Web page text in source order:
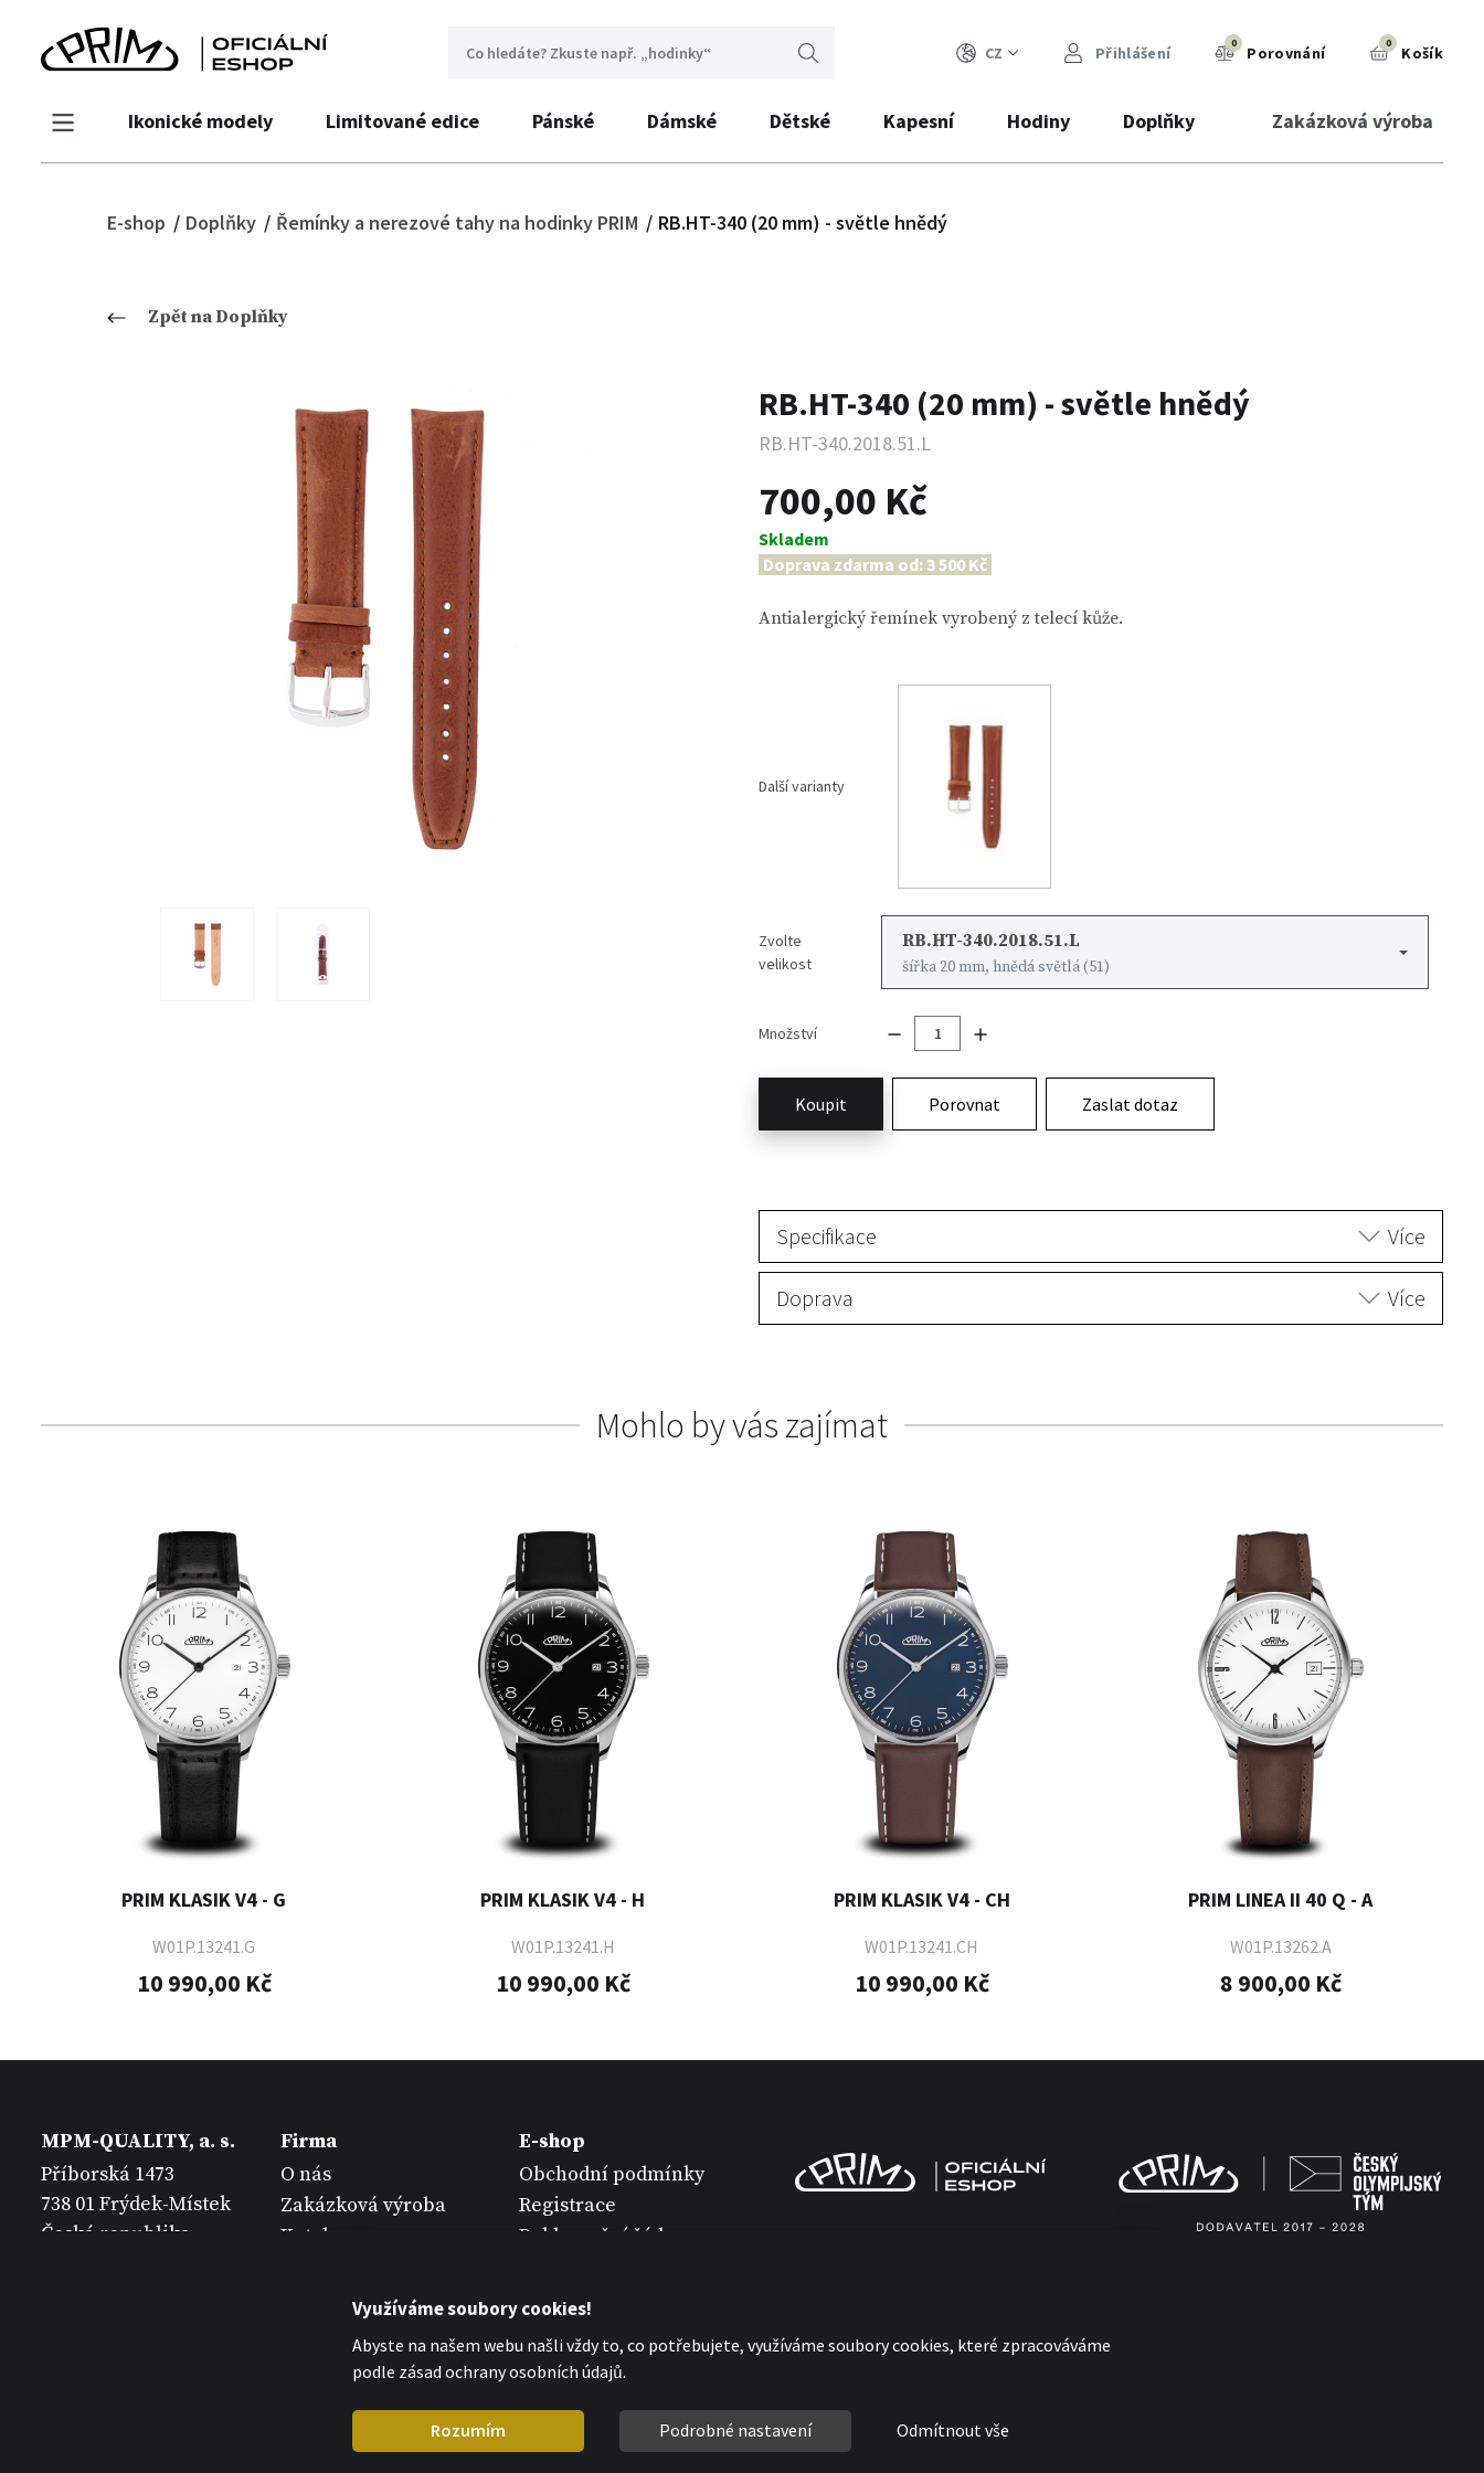
CZ Přihlášení 0 Porovnání 0 Košík
Ikonické modely Limitované edice Pánské Dámské Dětské Kapesní Hodiny Doplňky Zakázková výroba
E-shop Doplňky Řemínky a nerezové tahy na hodinky PRIM RB.HT-340 (20 mm) - světle hnědý
Zpět na Doplňky
RB.HT-340 (20 mm) - světle hnědý
RB.HT-340.2018.51.L
700,00 Kč
Skladem
Doprava zdarma od: 3 500 Kč
Antialergický řemínek vyrobený z telecí kůže.
Další varianty
Zvolte
velikost
RB.HT-340.2018.51.L
šířka 20 mm, hnědá světlá (51)
Množství
Koupit Porovnat Zaslat dotaz
Specifikace Více
Doprava Více
Mohlo by vás zajímat
PRIM KLASIK V4 - G
W01P.13241.G
10 990,00 Kč
PRIM KLASIK V4 - H
W01P.13241.H
10 990,00 Kč
PRIM KLASIK V4 - CH
W01P.13241.CH
10 990,00 Kč
PRIM LINEA II 40 Q - A
W01P.13262.A
8 900,00 Kč
MPM-QUALITY, a. s.
Příborská 1473
738 01 Frýdek-Místek
Česká republika
Firma
O nás
Zakázková výroba
Katalogy
E-shop
Obchodní podmínky
Registrace
Reklamační řád
Údržba hodinek
údajů
Využíváme soubory cookies!
Abyste na našem webu našli vždy to, co potřebujete, využíváme soubory cookies, které zpracováváme
podle zásad ochrany osobních údajů.
Rozumím Podrobné nastavení Odmítnout vše